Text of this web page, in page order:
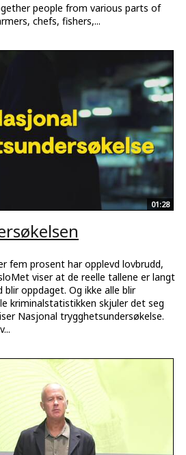
people from various parts of
chefs, fishers,...
01:28
fem prosent har opplevd lovbrudd,
viser at de reelle tallene er langt
blir oppdaget. Og ikke alle blir
kriminalstatistikken skjuler det seg
Nasjonal trygghetsundersøkelse.